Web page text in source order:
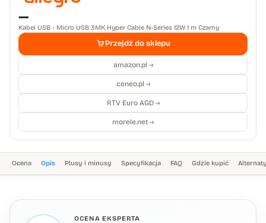
—
Kabel USB - Micro USB 3MK Hyper Cable N-Series 12W 1 m Czarny
Przejdź do sklepu
amazon.pl →
ceneo.pl →
RTV Euro AGD →
morele.net →
Ocena Opis Plusy i minusy Specyfikacja FAQ Gdzie kupić
OCENA EKSPERTA